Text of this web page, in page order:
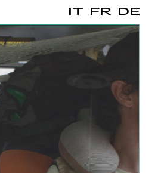
DE
FR
IT